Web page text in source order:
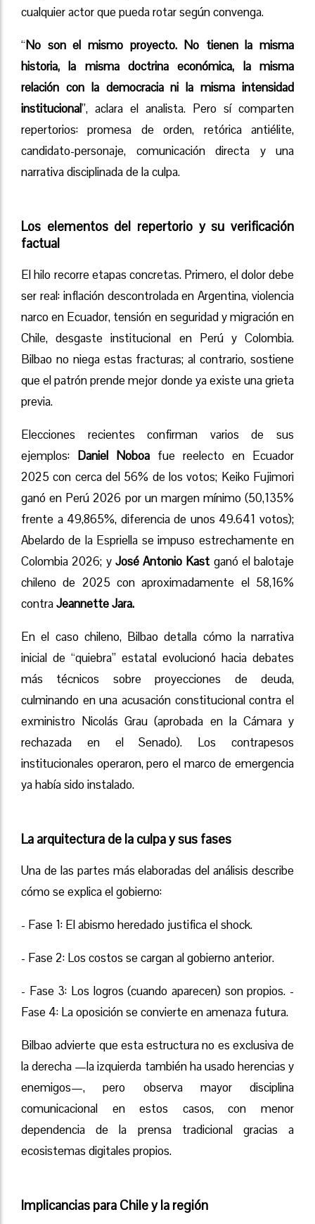
cualquier actor que pueda rotar según convenga.
“No son el mismo proyecto. No tienen la misma
historia, la misma doctrina económica, la misma
relación con la democracia ni la misma intensidad
institucional”, aclara el analista. Pero sí comparten
repertorios: promesa de orden, retórica antiélite,
candidato-personaje, comunicación directa y una
narrativa disciplinada de la culpa.
Los elementos del repertorio y su verificación
factual
El hilo recorre etapas concretas. Primero, el dolor debe
ser real: inflación descontrolada en Argentina, violencia
narco en Ecuador, tensión en seguridad y migración en
Chile, desgaste institucional en Perú y Colombia.
Bilbao no niega estas fracturas; al contrario, sostiene
que el patrón prende mejor donde ya existe una grieta
previa.
Elecciones recientes confirman varios de sus
ejemplos: Daniel Noboa fue reelecto en Ecuador
2025 con cerca del 56% de los votos; Keiko Fujimori
ganó en Perú 2026 por un margen mínimo (50,135%
frente a 49,865%, diferencia de unos 49.641 votos);
Abelardo de la Espriella se impuso estrechamente en
Colombia 2026; y José Antonio Kastganó el balotaje
chileno de 2025 con aproximadamente el 58,16%
contraJeannette Jara.
En el caso chileno, Bilbao detalla cómo la narrativa
inicial de “quiebra” estatal evolucionó hacia debates
más técnicos sobre proyecciones de deuda,
culminando en una acusación constitucional contra el
exministro Nicolás Grau (aprobada en la Cámara y
rechazada en el Senado). Los contrapesos
institucionales operaron, pero el marco de emergencia
ya había sido instalado.
La arquitectura de la culpa y sus fases
Una de las partes más elaboradas del análisis describe
cómo se explica el gobierno:
- Fase 1: El abismo heredado justifica el shock.
- Fase 2: Los costos se cargan al gobierno anterior.
- Fase 3: Los logros (cuando aparecen) son propios. -
Fase 4: La oposición se convierte en amenaza futura.
Bilbao advierte que esta estructura no es exclusiva de
la derecha —la izquierda también ha usado herencias y
enemigos—, pero observa mayor disciplina
comunicacional en estos casos, con menor
dependencia de la prensa tradicional gracias a
ecosistemas digitales propios.
Implicancias para Chile y la región